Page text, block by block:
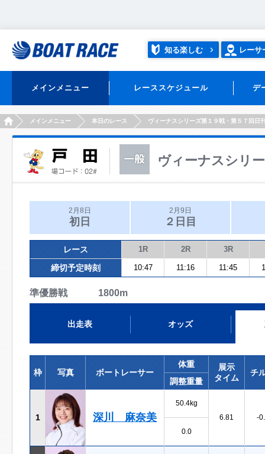
知る楽しむ レーサ
メインメニュー レーススケジュール デ
HOMEメインメニュー 本日のレース ヴィーナスシリーズ第１９戦・第５７回日
ヴィーナスシリ
2月8日
初日
2月9日
２日目
レース 1R 2R 3R
締切予定時刻 10:47 11:16 11:45
準優勝戦 1800m
出走表 オッズ
枠 写真 ボートレーサー
体重
展示
タイム
チ
調整重量
1 深川 麻奈美
50.4kg
6.81
-
0.0